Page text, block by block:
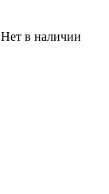
Нет в наличии